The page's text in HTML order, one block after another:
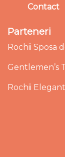
Contact
Parteneri
Rochii Sposa
Gentlemen’s
Rochii